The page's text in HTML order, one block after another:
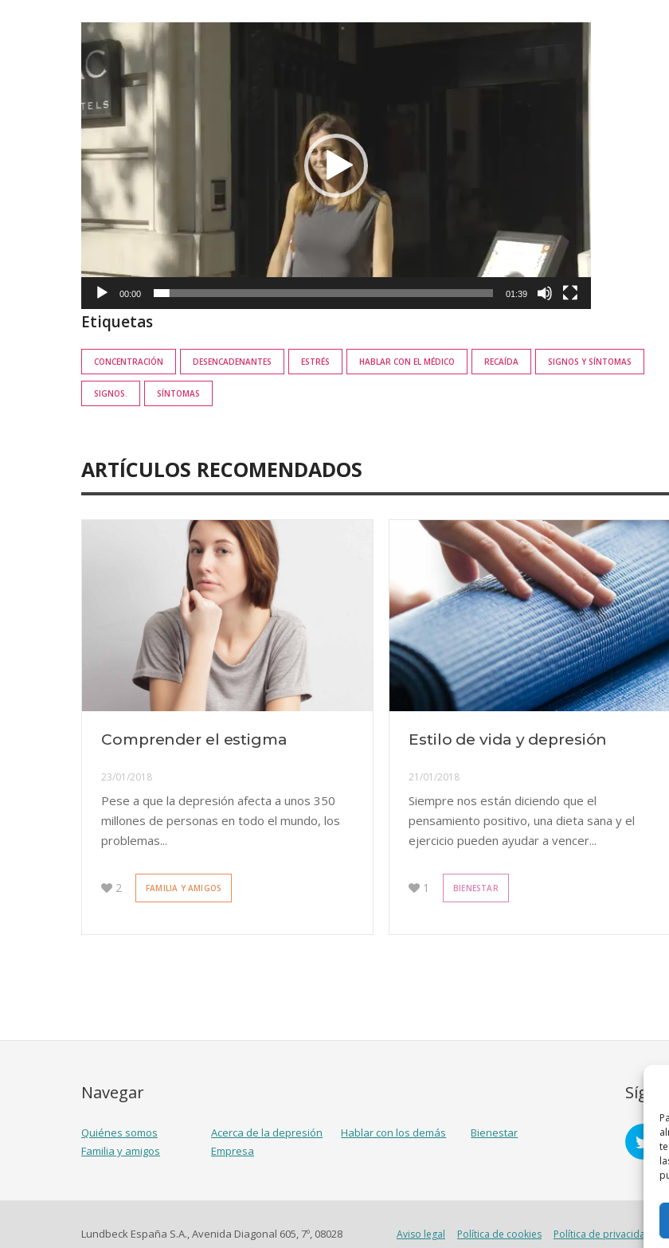
Reproductor
de
vídeo
00:00 01:39
Etiquetas
CONCENTRACIÓN DESENCADENANTES ESTRÉS HABLAR CON EL MÉDICO RECAÍDA SIGNOS Y SÍNTOMAS
SIGNOS. SÍNTOMAS
ARTÍCULOS RECOMENDADOS
Comprender el estigma
23/01/2018
Pese a que la depresión afecta a unos 350
millones de personas en todo el mundo, los
problemas...
2 FAMILIA Y AMIGOS
Estilo de vida y depresión
21/01/2018
Siempre nos están diciendo que el
pensamiento positivo, una dieta sana y el
ejercicio pueden ayudar a vencer...
1 BIENESTAR
Navegar
Quiénes somos Acerca de la depresión Hablar con los demás
Bienestar
Familia y amigos
Empresa
Lundbeck España S.A., Avenida Diagonal 605, 7º, 08028
Aviso legal Política de cookies Política de privacidad